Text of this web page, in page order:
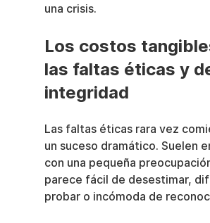
una crisis.
Los costos
las faltas éticas y
integridad
Las faltas éticas rara vez
un suceso dramático. Suelen
con una pequeña
parece fácil de desestimar,
probar o incómoda de